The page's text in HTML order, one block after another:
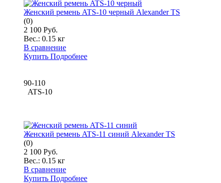
Женский ремень ATS-10 черный Alexander TS
(0)
2 100 Руб.
Вес.: 0.15 кг
В сравнение
Купить Подробнее
90-110
ATS-10
Женский ремень ATS-11 синий Alexander TS
(0)
2 100 Руб.
Вес.: 0.15 кг
В сравнение
Купить Подробнее